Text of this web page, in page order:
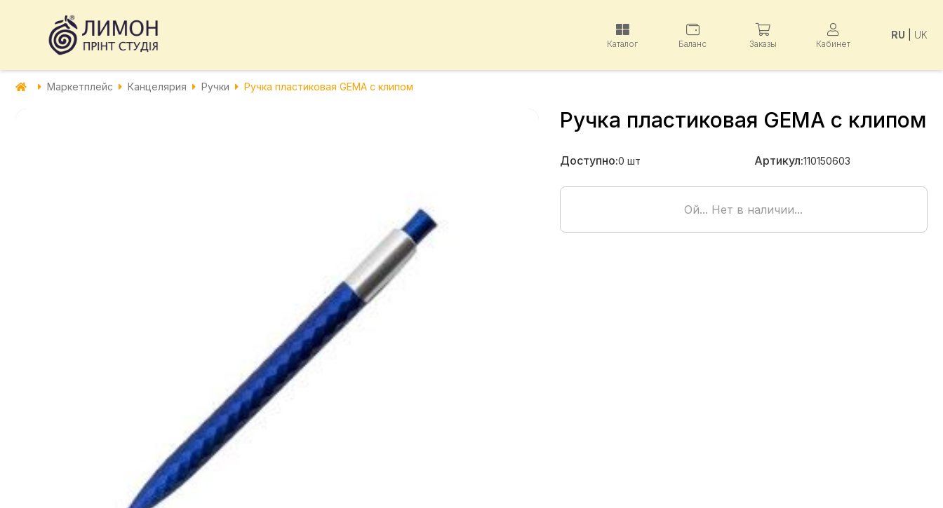
Каталог Баланс Заказы Кабинет
RU UK
Маркетплейс Канцелярия Ручки Ручка пластиковая GEMA с клипом
Ручка пластиковая GEMA с клипом
Доступно:0 шт Артикул:110150603
Ой... Нет в наличии...